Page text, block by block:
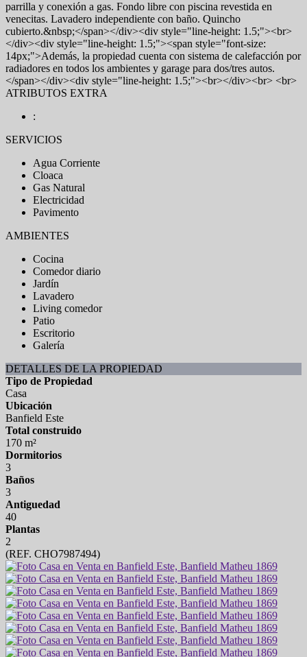
parrilla y conexión a gas. Fondo libre con piscina revestida en
venecitas. Lavadero independiente con baño. Quincho
cubierto.&nbsp;</span></div><div style="line-height: 1.5;"><br>
</div><div style="line-height: 1.5;"><span style="font-size:
14px;">Además, la propiedad cuenta con sistema de calefacción por
radiadores en todos los ambientes y garage para dos/tres autos.
</span></div><div style="line-height: 1.5;"><br></div><br> <br>
ATRIBUTOS EXTRA
:
SERVICIOS
Agua Corriente
Cloaca
Gas Natural
Electricidad
Pavimento
AMBIENTES
Cocina
Comedor diario
Jardín
Lavadero
Living comedor
Patio
Escritorio
Galería
DETALLES DE LA PROPIEDAD
Tipo de Propiedad
Casa
Ubicación
Banfield Este
Total construido
170 m²
Dormitorios
3
Baños
3
Antiguedad
40
Plantas
2
(REF. CHO7987494)